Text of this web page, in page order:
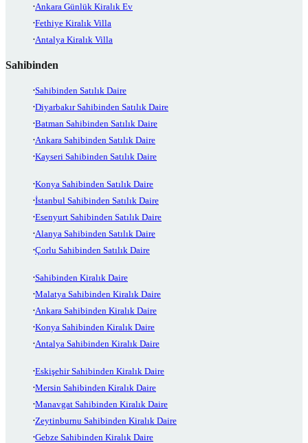
Ankara Günlük Kiralık Ev
Fethiye Kiralık Villa
Antalya Kiralık Villa
Sahibinden
Sahibinden Satılık Daire
Diyarbakır Sahibinden Satılık Daire
Batman Sahibinden Satılık Daire
Ankara Sahibinden Satılık Daire
Kayseri Sahibinden Satılık Daire
Konya Sahibinden Satılık Daire
İstanbul Sahibinden Satılık Daire
Esenyurt Sahibinden Satılık Daire
Alanya Sahibinden Satılık Daire
Çorlu Sahibinden Satılık Daire
Sahibinden Kiralık Daire
Malatya Sahibinden Kiralık Daire
Ankara Sahibinden Kiralık Daire
Konya Sahibinden Kiralık Daire
Antalya Sahibinden Kiralık Daire
Eskişehir Sahibinden Kiralık Daire
Mersin Sahibinden Kiralık Daire
Manavgat Sahibinden Kiralık Daire
Zeytinburnu Sahibinden Kiralık Daire
Gebze Sahibinden Kiralık Daire